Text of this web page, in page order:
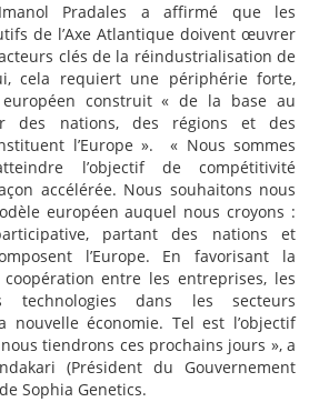
Pradales a affirmé que les
de l’Axe Atlantique doivent œuvrer
clés de la réindustrialisation de
cela requiert une périphérie forte,
construit « de la base au
des nations, des régions et des
l’Europe ». « Nous sommes
l’objectif de compétitivité
accélérée. Nous souhaitons nous
européen auquel nous croyons :
partant des nations et
l’Europe. En favorisant la
entre les entreprises, les
technologies dans les secteurs
nouvelle économie. Tel est l’objectif
tiendrons ces prochains jours », a
(Président du Gouvernement
Sophia Genetics.